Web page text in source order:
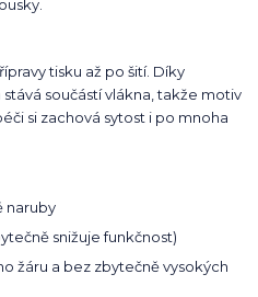
tisku až po šití. Díky
součástí vlákna, takže motiv
si zachová sytost i po mnoha
naruby
snižuje funkčnost)
žáru a bez zbytečně vysokých